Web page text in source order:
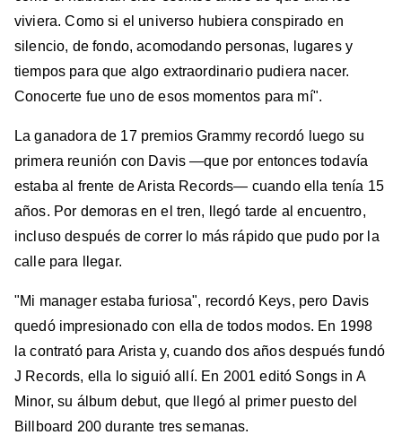
viviera. Como si el universo hubiera conspirado en
silencio, de fondo, acomodando personas, lugares y
tiempos para que algo extraordinario pudiera nacer.
Conocerte fue uno de esos momentos para mí".
La ganadora de 17 premios Grammy recordó luego su
primera reunión con Davis —que por entonces todavía
estaba al frente de Arista Records— cuando ella tenía 15
años. Por demoras en el tren, llegó tarde al encuentro,
incluso después de correr lo más rápido que pudo por la
calle para llegar.
"Mi manager estaba furiosa", recordó Keys, pero Davis
quedó impresionado con ella de todos modos. En 1998
la contrató para Arista y, cuando dos años después fundó
J Records, ella lo siguió allí. En 2001 editó Songs in A
Minor, su álbum debut, que llegó al primer puesto del
Billboard 200 durante tres semanas.